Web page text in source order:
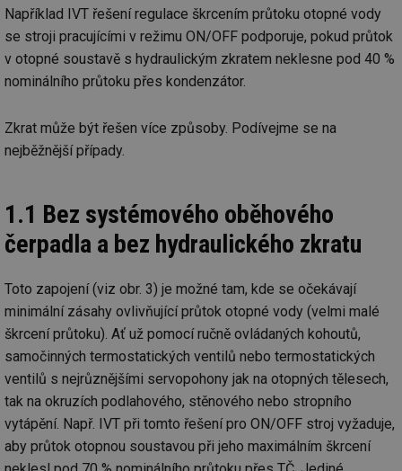
Například IVT řešení regulace škrcením průtoku otopné vody
se stroji pracujícími v režimu ON/OFF podporuje, pokud průtok
v otopné soustavě s hydraulickým zkratem neklesne pod 40 %
nominálního průtoku přes kondenzátor.
Zkrat může být řešen více způsoby. Podívejme se na
nejběžnější případy.
1.1 Bez systémového oběhového
čerpadla a bez hydraulického zkratu
Toto zapojení (viz obr. 3) je možné tam, kde se očekávají
minimální zásahy ovlivňující průtok otopné vody (velmi malé
škrcení průtoku). Ať už pomocí ručně ovládaných kohoutů,
samočinných termostatických ventilů nebo termostatických
ventilů s nejrůznějšími servopohony jak na otopných tělesech,
tak na okruzích podlahového, stěnového nebo stropního
vytápění. Např. IVT při tomto řešení pro ON/OFF stroj vyžaduje,
aby průtok otopnou soustavou při jeho maximálním škrcení